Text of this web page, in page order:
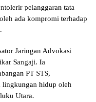
pelanggaran tata
ada kompromi terhadap
Jaringan Advokasi
Sangaji. Ia
PT STS,
lingkungan hidup oleh
Utara.